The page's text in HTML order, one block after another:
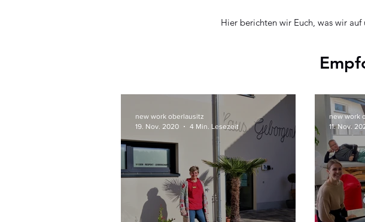
Hier berichten wir Euch, was wir
new work oberlausitz
19. Nov. 2020
4 Min. Lesezeit
new work
11. Nov.